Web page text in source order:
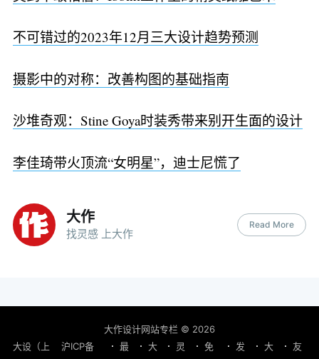
不可错过的2023年12月三大设计趋势预测
摄影中的对称：改善构图的基础指南
沙堆奇观：Stine Goya时装秀带来别开生面的设计
李佳琦带火顶流“女明星”，迪士尼慌了
大作
找灵感 上大作
Read More
大作设计网站专栏 © 2026
大设（上
沪ICP备
最
大
灵
免
发
大
友